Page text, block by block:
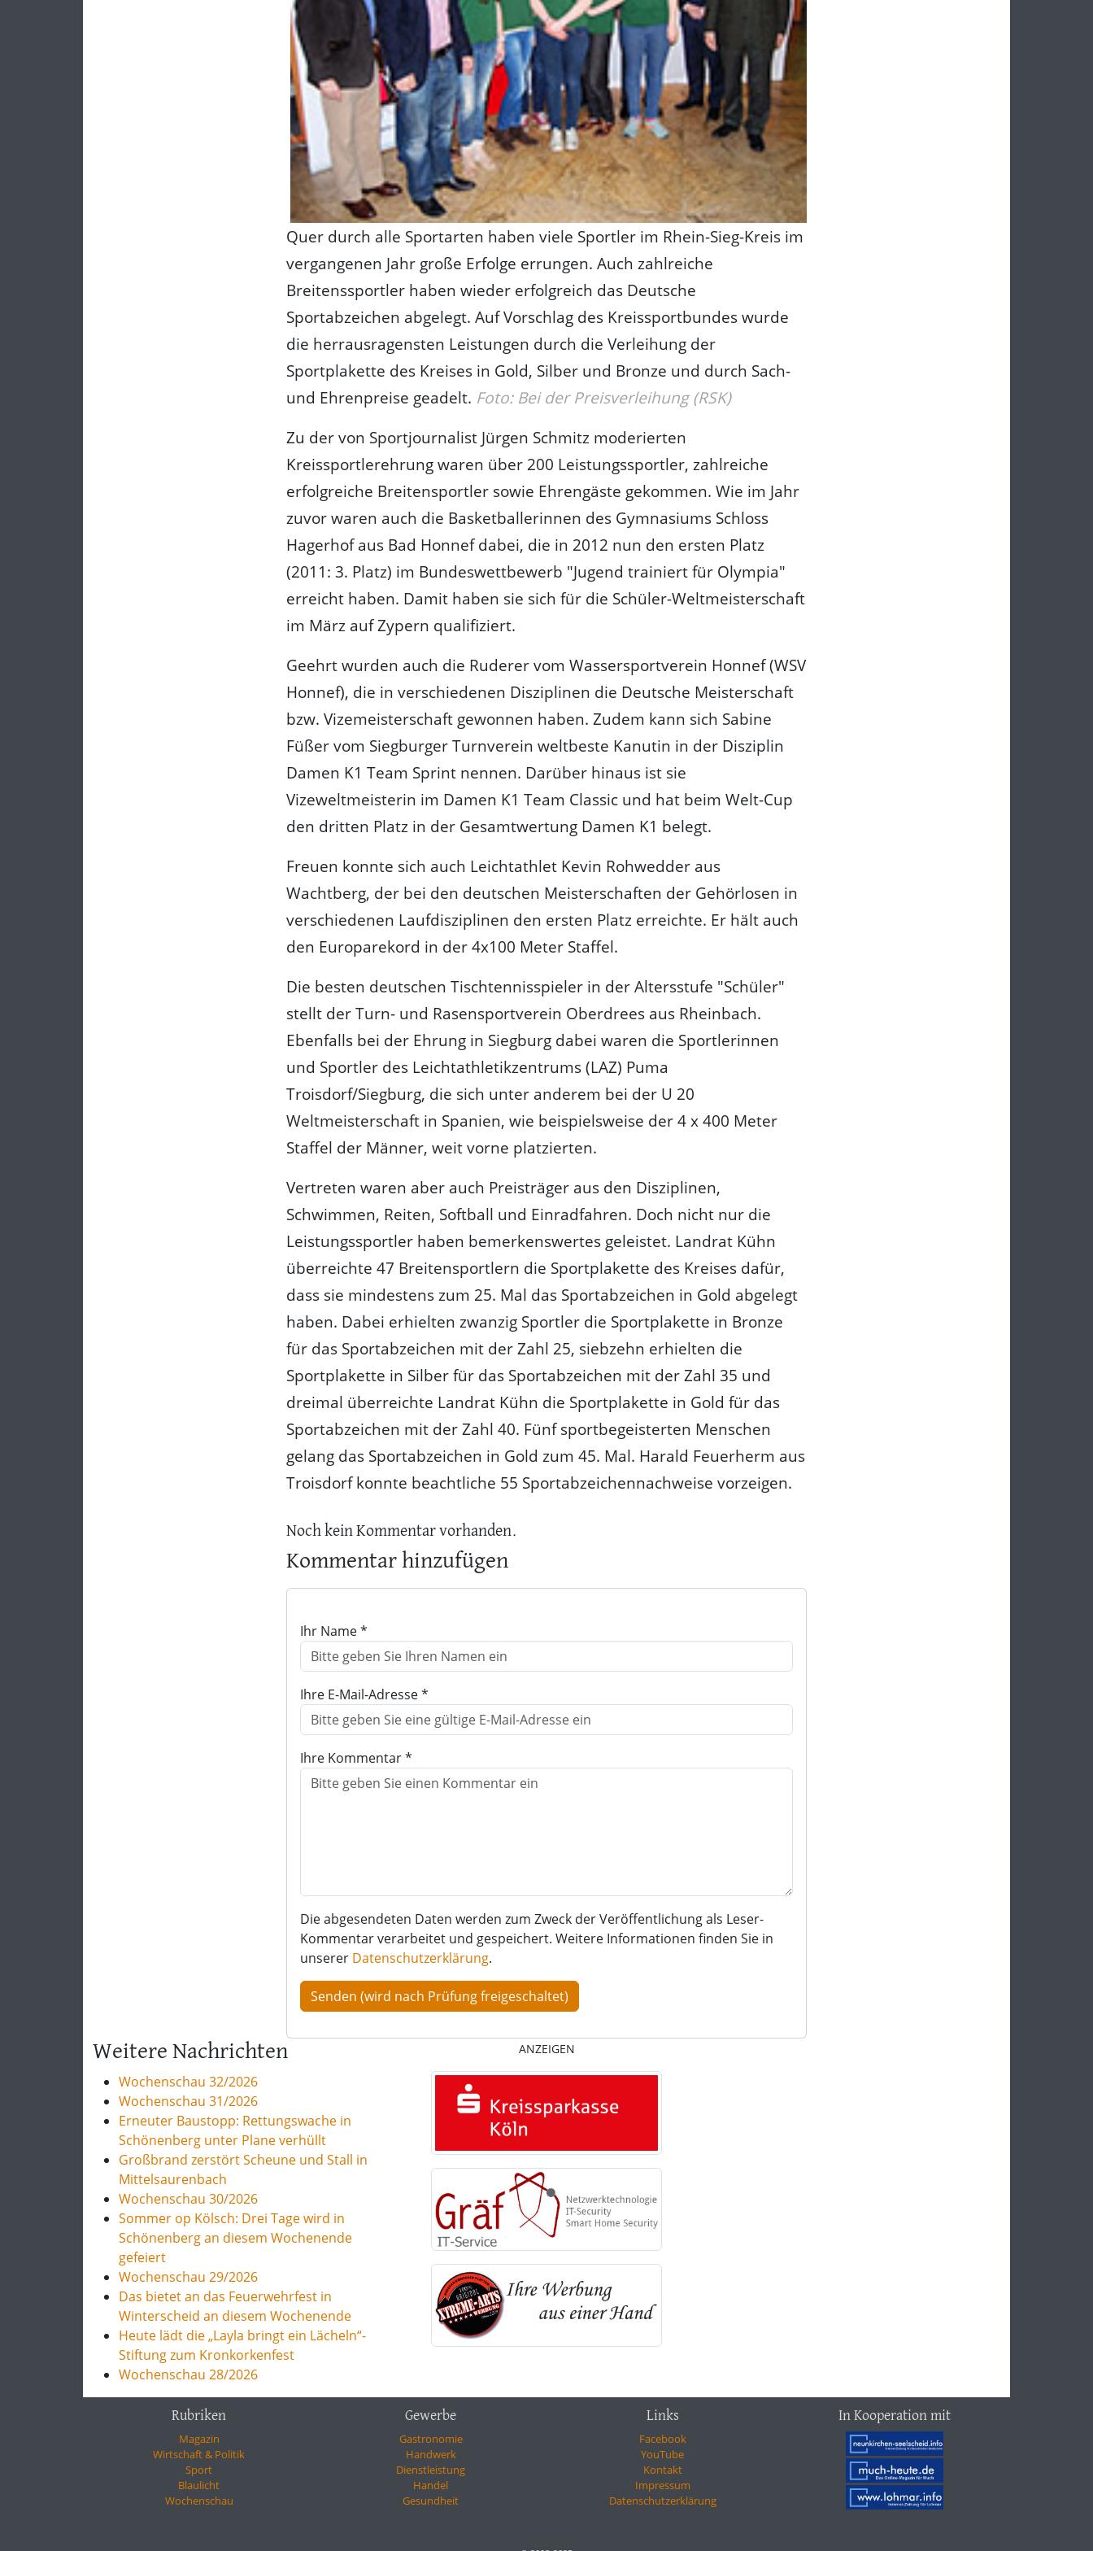
Quer durch alle Sportarten haben viele Sportler im Rhein-Sieg-Kreis im
vergangenen Jahr große Erfolge errungen. Auch zahlreiche
Breitenssportler haben wieder erfolgreich das Deutsche
Sportabzeichen abgelegt. Auf Vorschlag des Kreissportbundes wurde
die herrausragensten Leistungen durch die Verleihung der
Sportplakette des Kreises in Gold, Silber und Bronze und durch Sach-
und Ehrenpreise geadelt. Foto: Bei der Preisverleihung (RSK)
Zu der von Sportjournalist Jürgen Schmitz moderierten
Kreissportlerehrung waren über 200 Leistungssportler, zahlreiche
erfolgreiche Breitensportler sowie Ehrengäste gekommen. Wie im Jahr
zuvor waren auch die Basketballerinnen des Gymnasiums Schloss
Hagerhof aus Bad Honnef dabei, die in 2012 nun den ersten Platz
(2011: 3. Platz) im Bundeswettbewerb "Jugend trainiert für Olympia"
erreicht haben. Damit haben sie sich für die Schüler-Weltmeisterschaft
im März auf Zypern qualifiziert.
Geehrt wurden auch die Ruderer vom Wassersportverein Honnef (WSV
Honnef), die in verschiedenen Disziplinen die Deutsche Meisterschaft
bzw. Vizemeisterschaft gewonnen haben. Zudem kann sich Sabine
Füßer vom Siegburger Turnverein weltbeste Kanutin in der Disziplin
Damen K1 Team Sprint nennen. Darüber hinaus ist sie
Vizeweltmeisterin im Damen K1 Team Classic und hat beim Welt-Cup
den dritten Platz in der Gesamtwertung Damen K1 belegt.
Freuen konnte sich auch Leichtathlet Kevin Rohwedder aus
Wachtberg, der bei den deutschen Meisterschaften der Gehörlosen in
verschiedenen Laufdisziplinen den ersten Platz erreichte. Er hält auch
den Europarekord in der 4x100 Meter Staffel.
Die besten deutschen Tischtennisspieler in der Altersstufe "Schüler"
stellt der Turn- und Rasensportverein Oberdrees aus Rheinbach.
Ebenfalls bei der Ehrung in Siegburg dabei waren die Sportlerinnen
und Sportler des Leichtathletikzentrums (LAZ) Puma
Troisdorf/Siegburg, die sich unter anderem bei der U 20
Weltmeisterschaft in Spanien, wie beispielsweise der 4 x 400 Meter
Staffel der Männer, weit vorne platzierten.
Vertreten waren aber auch Preisträger aus den Disziplinen,
Schwimmen, Reiten, Softball und Einradfahren. Doch nicht nur die
Leistungssportler haben bemerkenswertes geleistet. Landrat Kühn
überreichte 47 Breitensportlern die Sportplakette des Kreises dafür,
dass sie mindestens zum 25. Mal das Sportabzeichen in Gold abgelegt
haben. Dabei erhielten zwanzig Sportler die Sportplakette in Bronze
für das Sportabzeichen mit der Zahl 25, siebzehn erhielten die
Sportplakette in Silber für das Sportabzeichen mit der Zahl 35 und
dreimal überreichte Landrat Kühn die Sportplakette in Gold für das
Sportabzeichen mit der Zahl 40. Fünf sportbegeisterten Menschen
gelang das Sportabzeichen in Gold zum 45. Mal. Harald Feuerherm aus
Troisdorf konnte beachtliche 55 Sportabzeichennachweise vorzeigen.
Noch kein Kommentar vorhanden.
Kommentar hinzufügen
Ihr Name *
Ihre E-Mail-Adresse *
Ihre Kommentar *
Die abgesendeten Daten werden zum Zweck der Veröffentlichung als Leser-
Kommentar verarbeitet und gespeichert. Weitere Informationen finden Sie in
unserer Datenschutzerklärung.
Weitere Nachrichten
Wochenschau 32/2026
Wochenschau 31/2026
Erneuter Baustopp: Rettungswache in
Schönenberg unter Plane verhüllt
Großbrand zerstört Scheune und Stall in
Mittelsaurenbach
Wochenschau 30/2026
Sommer op Kölsch: Drei Tage wird in
Schönenberg an diesem Wochenende
gefeiert
Wochenschau 29/2026
Das bietet an das Feuerwehrfest in
Winterscheid an diesem Wochenende
Heute lädt die „Layla bringt ein Lächeln“-
Stiftung zum Kronkorkenfest
Wochenschau 28/2026
ANZEIGEN
Rubriken
Magazin
Wirtschaft & Politik
Sport
Blaulicht
Wochenschau
Gewerbe
Gastronomie
Handwerk
Dienstleistung
Handel
Gesundheit
Links
Facebook
YouTube
Kontakt
Impressum
Datenschutzerklärung
In Kooperation mit